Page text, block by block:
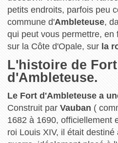
petits endroits, parfois peu
commune d'Ambleteuse,
qui peut vous permettre, en
sur la Côte d'Opale, sur la
L'histoire de Fort
d'Ambleteuse.
Le Fort d'Ambleteuse a
Construit par Vauban (
1682 à 1690, officiellement
roi Louis XIV, il était